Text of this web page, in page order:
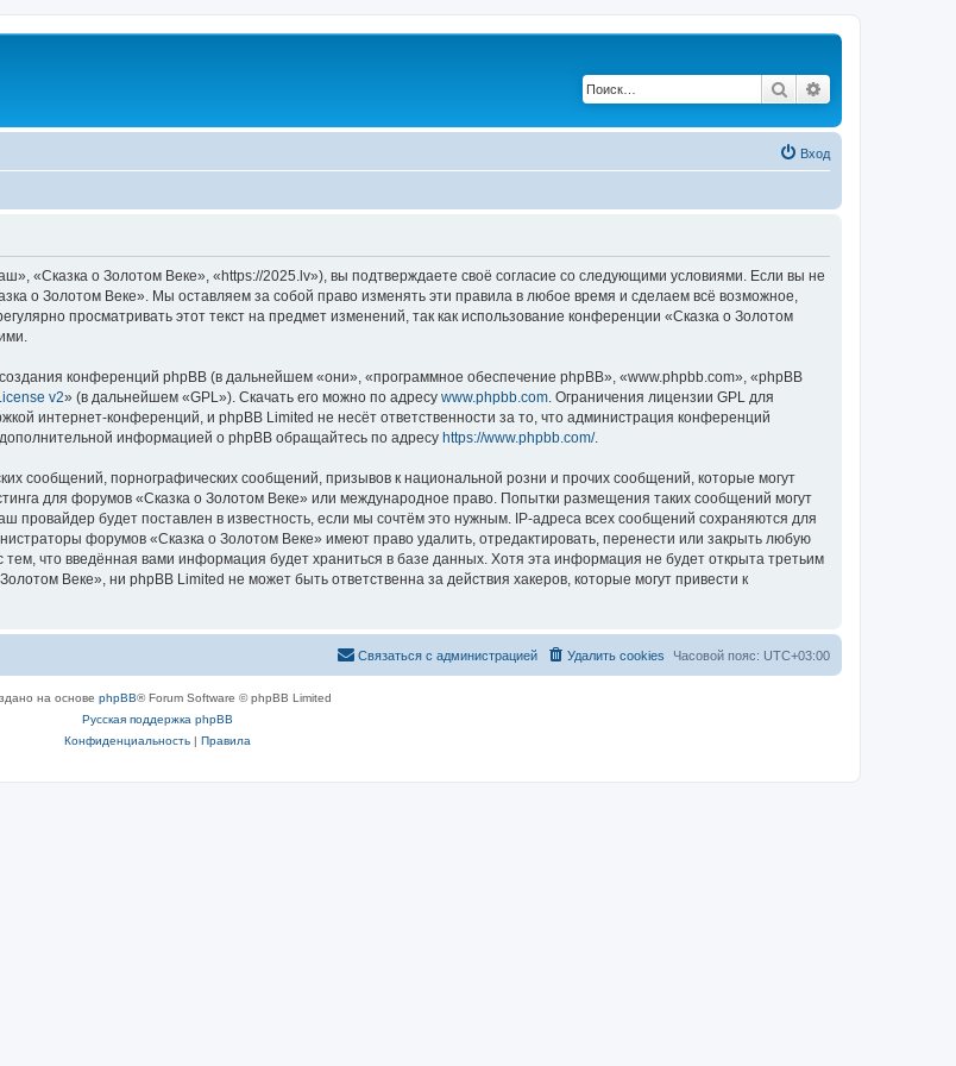
Поиск
Вход
«Сказка о Золотом Веке», «https://2025.lv»), вы подтверждаете своё согласие со следующими условиями. Если вы не
о Золотом Веке». Мы оставляем за собой право изменять эти правила в любое время и сделаем всё возможное,
просматривать этот текст на предмет изменений, так как использование конференции «Сказка о Золотом
конференций phpBB (в дальнейшем «они», «программное обеспечение phpBB», «www.phpbb.com», «phpBB
v2» (в дальнейшем «GPL»). Скачать его можно по адресу www.phpbb.com . Ограничения лицензии GPL для
интернет-конференций, и phpBB Limited не несёт ответственности за то, что администрация конференций
информацией о phpBB обращайтесь по адресу https://www.phpbb.com/.
сообщений, порнографических сообщений, призывов к национальной розни и прочих сообщений, которые могут
для форумов «Сказка о Золотом Веке» или международное право. Попытки размещения таких сообщений могут
будет поставлен в известность, если мы сочтём это нужным. IP-адреса всех сообщений сохраняются для
форумов «Сказка о Золотом Веке» имеют право удалить, отредактировать, перенести или закрыть любую
что введённая вами информация будет храниться в базе данных. Хотя эта информация не будет открыта третьим
Веке», ни phpBB Limited не может быть ответственна за действия хакеров, которые могут привести к
Часовой пояс: UTC+03:00
Удалить cookies
Связаться с администрацией
на основе phpBB® Forum Software © phpBB Limited
Русская поддержка phpBB
Конфиденциальность| Правила